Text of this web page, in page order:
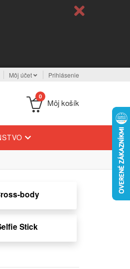
Môj účet Prihlásenie
0
Môj košík
body
Stick